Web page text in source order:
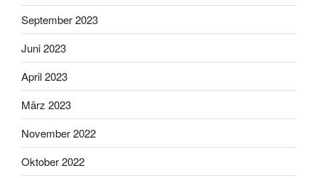
September 2023
Juni 2023
April 2023
März 2023
November 2022
Oktober 2022